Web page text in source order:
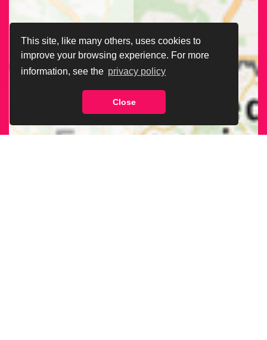
This site, like many others, uses cookies to
improve your browsing experience. For more
information, see the privacy policy
Close